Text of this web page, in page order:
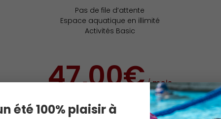
Pas de file d’attente
Espace aquatique en illimité
Activités Basic
47,00€/mois
été 100% plaisir à